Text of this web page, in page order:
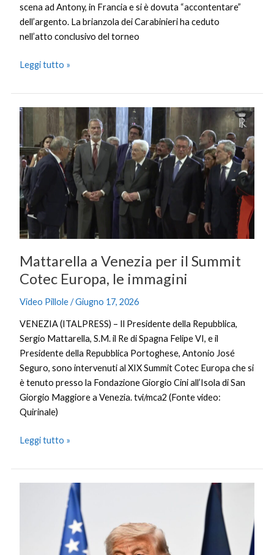
scena ad Antony, in Francia e si è dovuta “accontentare”
dell’argento. La brianzola dei Carabinieri ha ceduto
nell’atto conclusivo del torneo
Leggi tutto »
Mattarella a Venezia per il Summit
Cotec Europa, le immagini
Video Pillole/Giugno 17, 2026
VENEZIA (ITALPRESS) – Il Presidente della Repubblica,
Sergio Mattarella, S.M. il Re di Spagna Felipe VI, e il
Presidente della Repubblica Portoghese, Antonio José
Seguro, sono intervenuti al XIX Summit Cotec Europa che si
è tenuto presso la Fondazione Giorgio Cini all’Isola di San
Giorgio Maggiore a Venezia. tvi/mca2 (Fonte video:
Quirinale)
Mattarella
Venezia
per
il
Summit
Cotec
Europa,
le
Leggi tutto »